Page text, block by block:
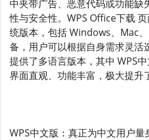
中夹带广告、恶意代码或功能缺
性与安全性。WPS Office下载
统版本，包括 Windows、Mac
备，用户可以根据自身需求灵活
提供了多语言版本，其中 WPS
界面直观、功能丰富，极大提升
WPS中文版：真正为中文用户量